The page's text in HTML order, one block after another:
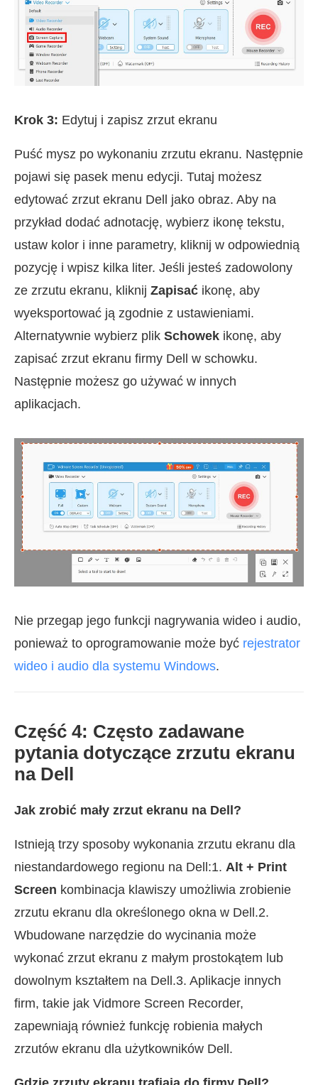
Krok 3: Edytuj i zapisz zrzut ekranu
Puść mysz po wykonaniu zrzutu ekranu. Następnie
pojawi się pasek menu edycji. Tutaj możesz
edytować zrzut ekranu Dell jako obraz. Aby na
przykład dodać adnotację, wybierz ikonę tekstu,
ustaw kolor i inne parametry, kliknij w odpowiednią
pozycję i wpisz kilka liter. Jeśli jesteś zadowolony
ze zrzutu ekranu, kliknij Zapisać ikonę, aby
wyeksportować ją zgodnie z ustawieniami.
Alternatywnie wybierz plik Schowek ikonę, aby
zapisać zrzut ekranu firmy Dell w schowku.
Następnie możesz go używać w innych
aplikacjach.
Nie przegap jego funkcji nagrywania wideo i audio,
ponieważ to oprogramowanie może być rejestrator
wideo i audio dla systemu Windows.
Część 4: Często zadawane
pytania dotyczące zrzutu ekranu
na Dell
Jak zrobić mały zrzut ekranu na Dell?
Istnieją trzy sposoby wykonania zrzutu ekranu dla
niestandardowego regionu na Dell:1. Alt + Print
Screen kombinacja klawiszy umożliwia zrobienie
zrzutu ekranu dla określonego okna w Dell.2.
Wbudowane narzędzie do wycinania może
wykonać zrzut ekranu z małym prostokątem lub
dowolnym kształtem na Dell.3. Aplikacje innych
firm, takie jak Vidmore Screen Recorder,
zapewniają również funkcję robienia małych
zrzutów ekranu dla użytkowników Dell.